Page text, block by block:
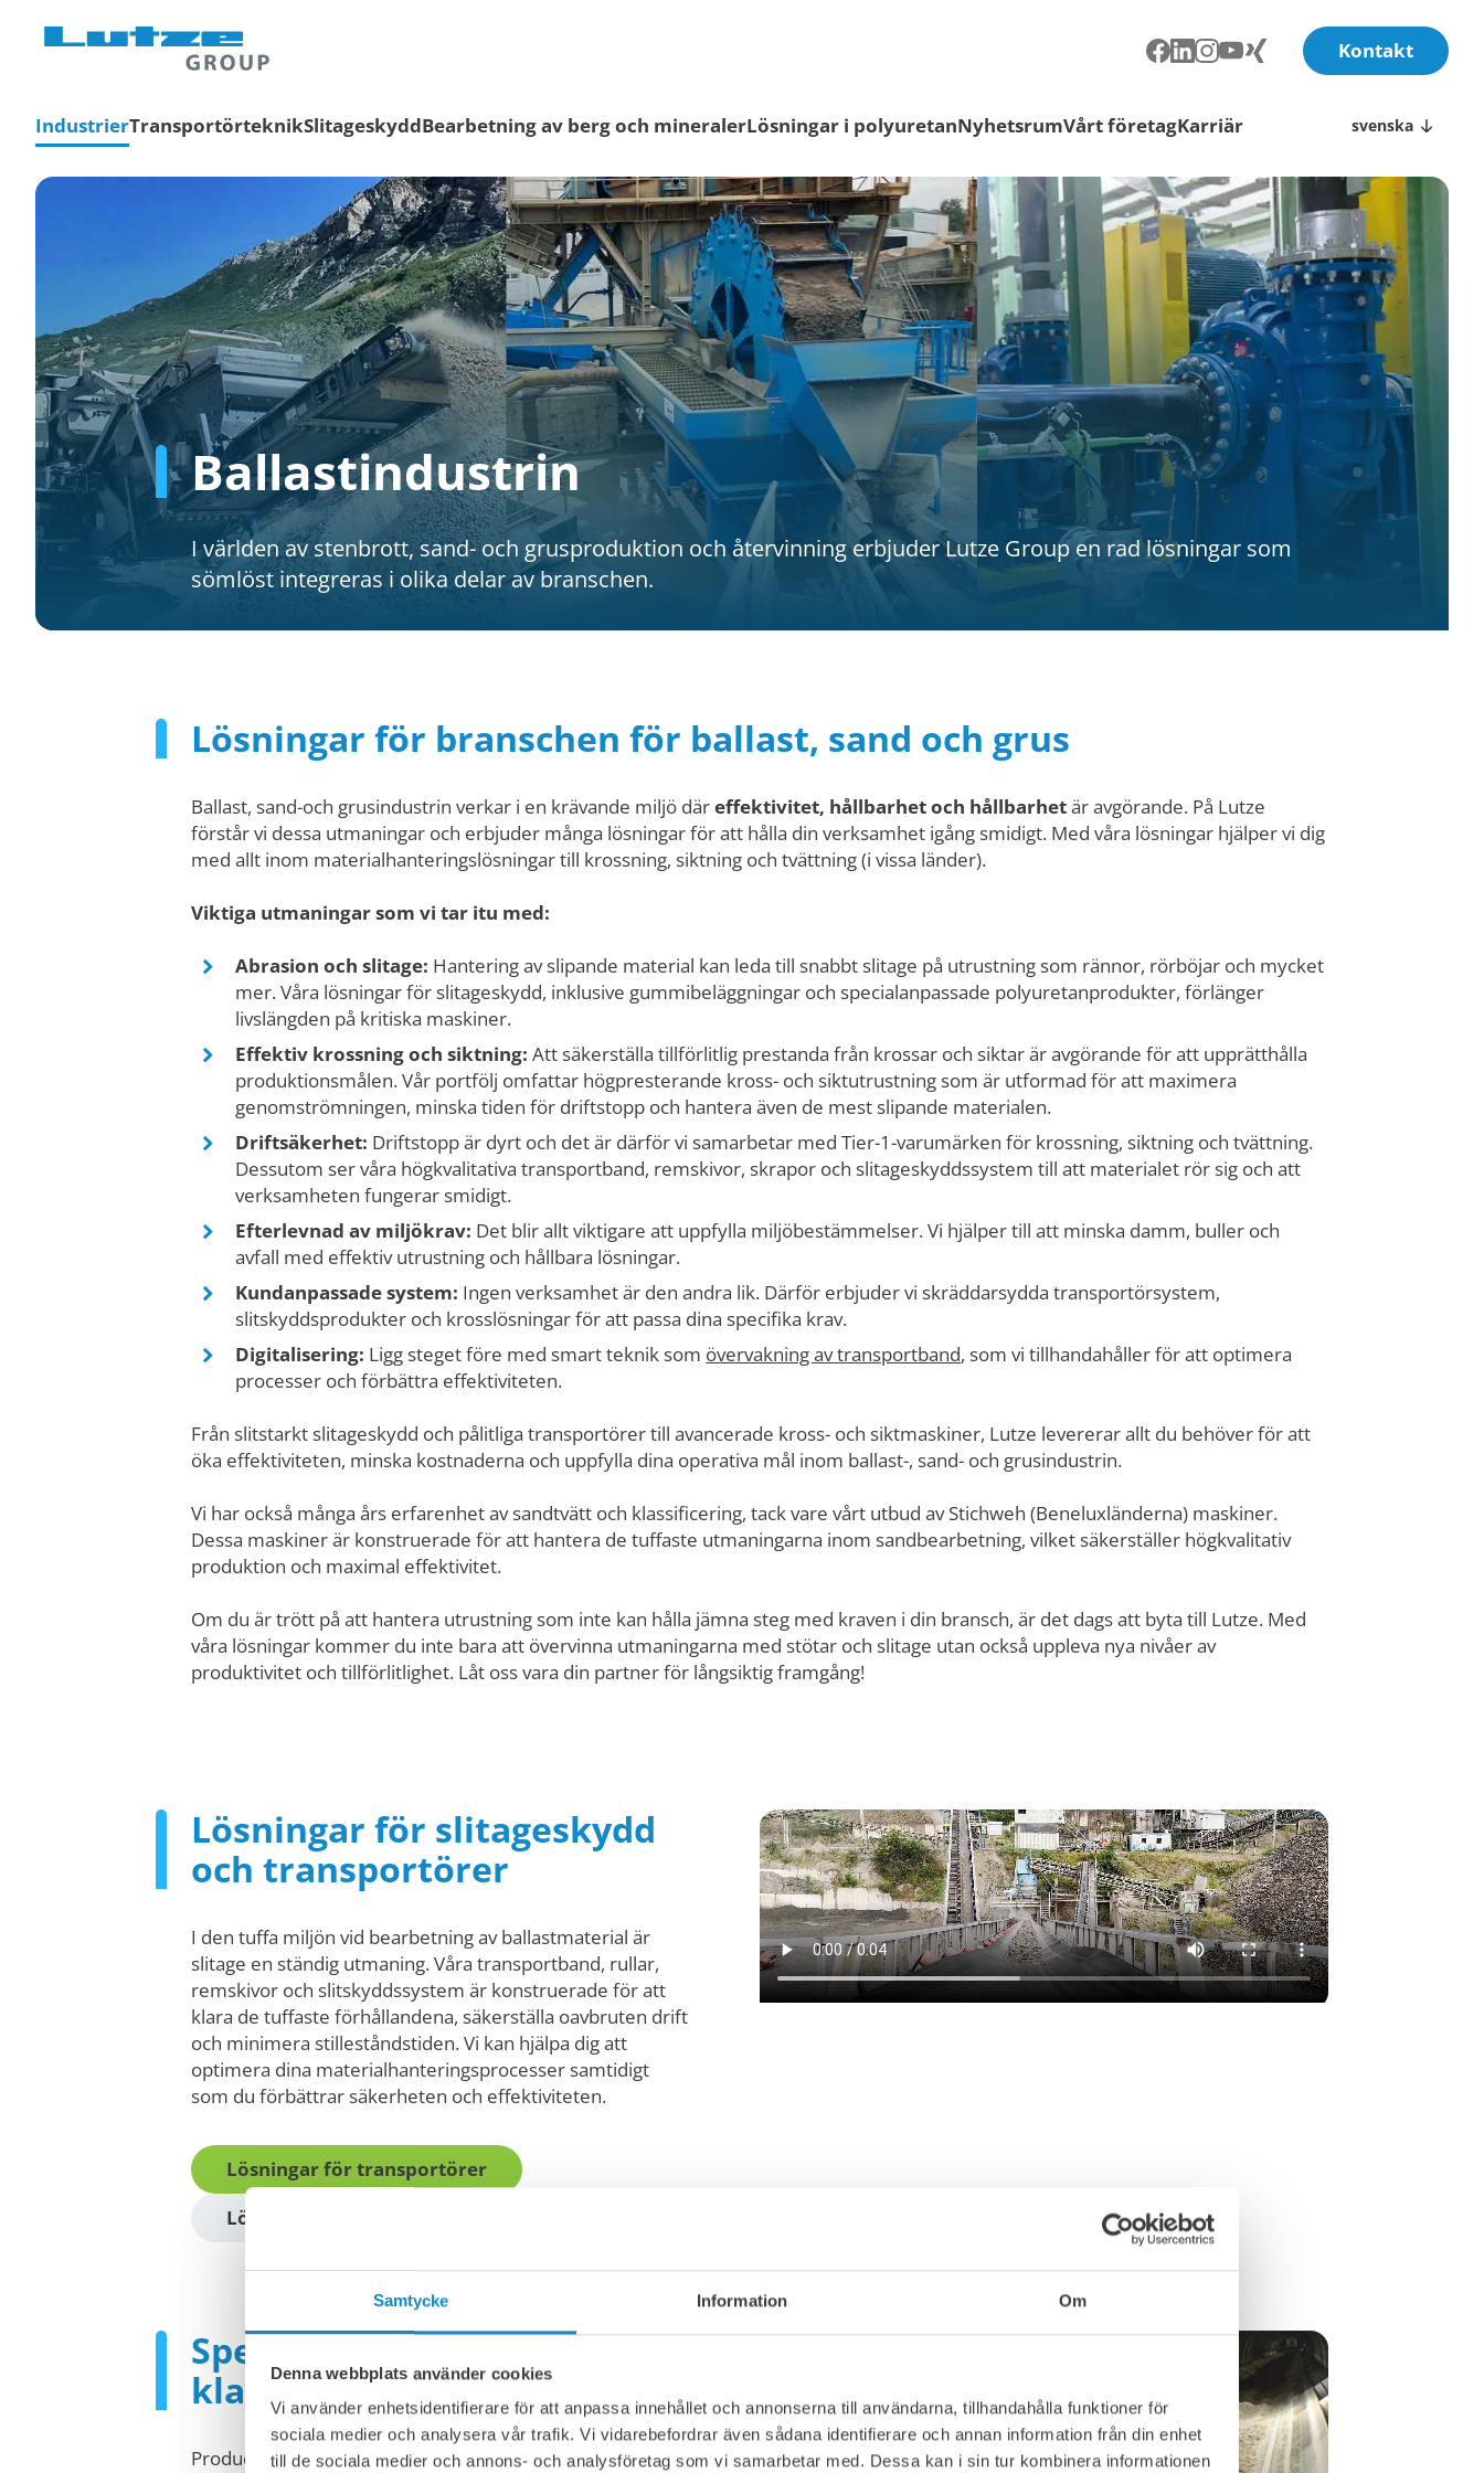
Samtycke Information Om
Denna webbplats använder cookies
Vi använder enhetsidentifierare för att anpassa innehållet och annonserna till användarna, tillhandahålla funktioner för
sociala medier och analysera vår trafik. Vi vidarebefordrar även sådana identifierare och annan information från din enhet
till de sociala medier och annons- och analysföretag som vi samarbetar med. Dessa kan i sin tur kombinera informationen
Kontakt
IndustrierTransportörteknikSlitageskyddBearbetning av berg och mineralerLösningar i polyuretanNyhetsrumVårt företagKarriär svenska
Ballastindustrin
I världen av stenbrott, sand- och grusproduktion och återvinning erbjuder Lutze Group en rad lösningar som
sömlöst integreras i olika delar av branschen.
Lösningar för branschen för ballast, sand och grus
Ballast, sand-och grusindustrin verkar i en krävande miljö däreffektivitet, hållbarhet och hållbarhetär avgörande. På Lutze
förstår vi dessa utmaningar och erbjuder många lösningar för att hålla din verksamhet igång smidigt. Med våra lösningar hjälper vi dig
med allt inom materialhanteringslösningar till krossning, siktning och tvättning (i vissa länder).
Viktiga utmaningar som vi tar itu med:
Abrasion och slitage: Hantering av slipande material kan leda till snabbt slitage på utrustning som rännor, rörböjar och mycket
mer. Våra lösningar för slitageskydd, inklusive gummibeläggningar och specialanpassade polyuretanprodukter, förlänger
livslängden på kritiska maskiner.
Effektiv krossning och siktning: Att säkerställa tillförlitlig prestanda från krossar och siktar är avgörande för att upprätthålla
produktionsmålen. Vår portfölj omfattar högpresterande kross- och siktutrustning som är utformad för att maximera
genomströmningen, minska tiden för driftstopp och hantera även de mest slipande materialen.
Driftsäkerhet: Driftstopp är dyrt och det är därför vi samarbetar med Tier-1-varumärken för krossning, siktning och tvättning.
Dessutom ser våra högkvalitativa transportband, remskivor, skrapor och slitageskyddssystem till att materialet rör sig och att
verksamheten fungerar smidigt.
Efterlevnad av miljökrav: Det blir allt viktigare att uppfylla miljöbestämmelser. Vi hjälper till att minska damm, buller och
avfall med effektiv utrustning och hållbara lösningar.
Kundanpassade system: Ingen verksamhet är den andra lik. Därför erbjuder vi skräddarsydda transportörsystem,
slitskyddsprodukter och krosslösningar för att passa dina specifika krav.
Digitalisering: Ligg steget före med smart teknik som övervakning av transportband, som vi tillhandahåller för att optimera
processer och förbättra effektiviteten.
Från slitstarkt slitageskydd och pålitliga transportörer till avancerade kross- och siktmaskiner, Lutze levererar allt du behöver för att
öka effektiviteten, minska kostnaderna och uppfylla dina operativa mål inom ballast-, sand- och grusindustrin.
Vi har också många års erfarenhet av sandtvätt och klassificering, tack vare vårt utbud av Stichweh (Beneluxländerna) maskiner.
Dessa maskiner är konstruerade för att hantera de tuffaste utmaningarna inom sandbearbetning, vilket säkerställer högkvalitativ
produktion och maximal effektivitet.
Om du är trött på att hantera utrustning som inte kan hålla jämna steg med kraven i din bransch, är det dags att byta till Lutze. Med
våra lösningar kommer du inte bara att övervinna utmaningarna med stötar och slitage utan också uppleva nya nivåer av
produktivitet och tillförlitlighet. Låt oss vara din partner för långsiktig framgång!
Lösningar för slitageskydd
och transportörer
I den tuffa miljön vid bearbetning av ballastmaterial är
slitage en ständig utmaning. Våra transportband, rullar,
remskivor och slitskyddssystem är konstruerade för att
klara de tuffaste förhållandena, säkerställa oavbruten drift
och minimera stilleståndstiden. Vi kan hjälpa dig att
optimera dina materialhanteringsprocesser samtidigt
som du förbättrar säkerheten och effektiviteten.
Lösningar för transportörer
Lösningar för slitageskydd
Specifika lösningar för
kladdiga applikationer
Producenter av kalk, sandsten och liknande material har